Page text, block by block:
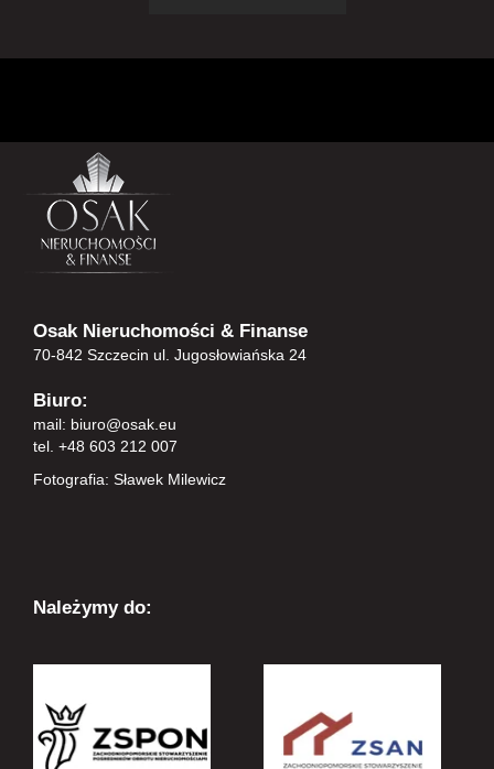
Osak Nieruchomości & Finanse
70-842 Szczecin ul. Jugosłowiańska 24
Biuro:
mail: biuro@osak.eu
tel. +48 603 212 007
Fotografia: Sławek Milewicz
Należymy do: